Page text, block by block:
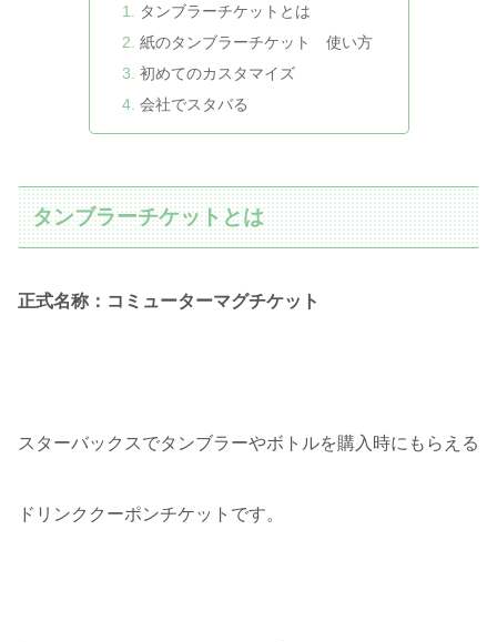
タンブラーチケットとは
紙のタンブラーチケット 使い方
初めてのカスタマイズ
会社でスタバる
タンブラーチケットとは
正式名称：コミューターマグチケット
スターバックスでタンブラーやボトルを購入時にもらえる
ドリンククーポンチケットです。